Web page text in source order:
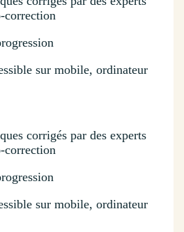
correction
sur mobile, ordinateur
corrigés par des experts
correction
sur mobile, ordinateur